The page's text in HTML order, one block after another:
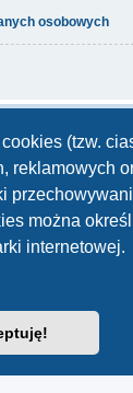
(tzw.
reklamowych
można
internetowej.
osobowych
® Forum Software ©
danych osobowych|